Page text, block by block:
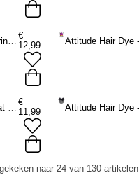
Attitude Hair Dye - Grinch Velvet Haarstrik
€
12,99
€
11,99
naar 24 van 130 artikelen